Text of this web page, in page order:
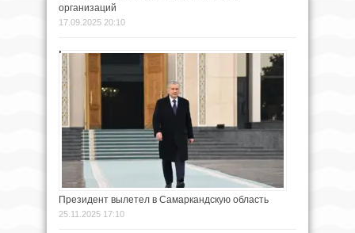
организаций
17.09.2025 20:10
Президент вылетел в Самаркандскую область
25.11.2025 17:10